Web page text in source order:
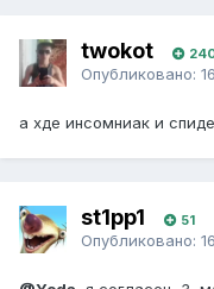
twokot
Опубликовано:
а хде инсомниак и
st1pp1 51
Опубликовано: